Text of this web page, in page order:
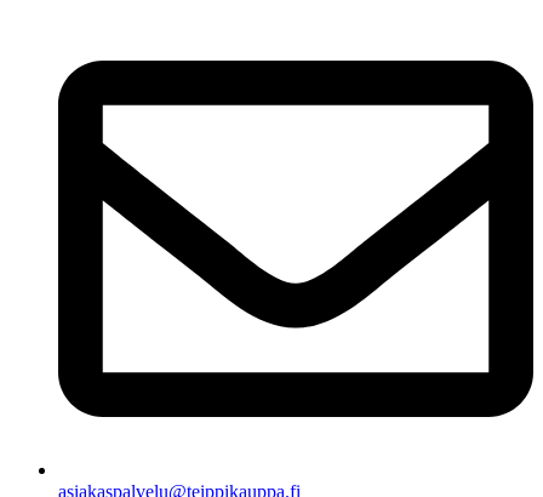
asiakaspalvelu@teippikauppa.fi